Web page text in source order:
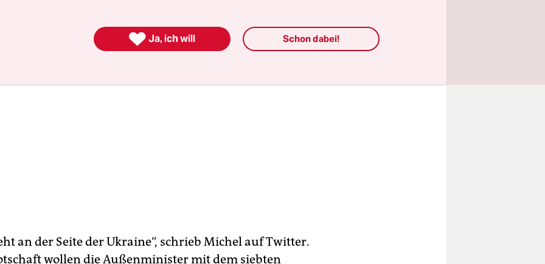
an der Seite der Ukraine“, schrieb Michel auf Twitter.
wollen die Außenminister mit dem siebten
 Ja, ich will Schon dabei!